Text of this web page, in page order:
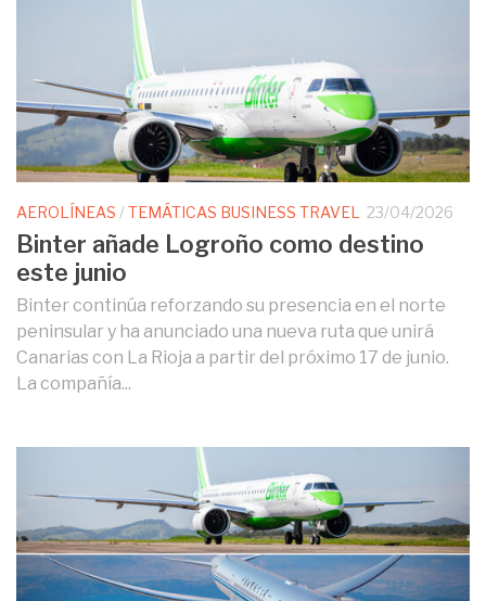
AEROLÍNEAS /TEMÁTICAS BUSINESS TRAVEL 23/04/2026
Binter añade Logroño como destino
este junio
Binter continúa reforzando su presencia en el norte
peninsular y ha anunciado una nueva ruta que unirá
Canarias con La Rioja a partir del próximo 17 de junio.
La compañía...